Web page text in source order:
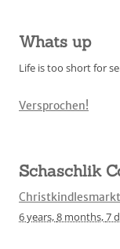
Whats up
Life is too short for
Versprochen!
Schaschlik
6 years,8 months,7